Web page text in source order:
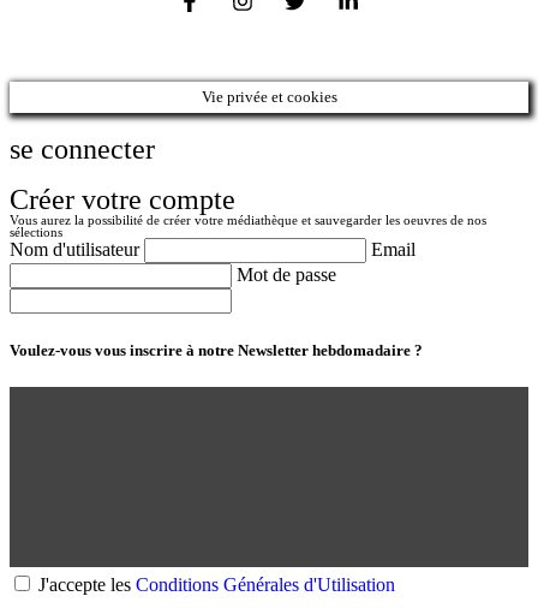
Vie privée et cookies
se connecter
Créer votre compte
Vous aurez la possibilité de créer votre médiathèque et sauvegarder les oeuvres de nos
sélections
Nom d'utilisateur
Email
Mot de passe
Voulez-vous vous inscrire à notre Newsletter hebdomadaire ?
J'accepte les Conditions Générales d'Utilisation